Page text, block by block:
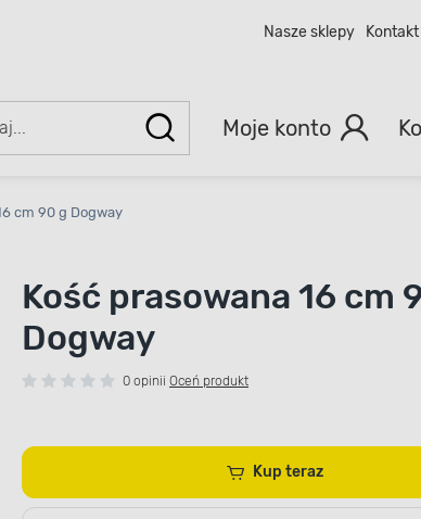
Nasze sklepy Kontakt
Moje konto
cm 90 g Dogway
Kość prasowana 16 cm
Dogway
0 opinii Oceń produkt
Kup teraz